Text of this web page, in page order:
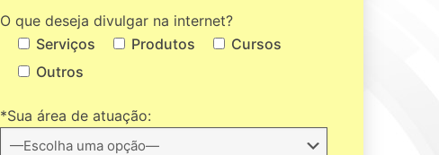
O que deseja divulgar na internet?
Serviços
Produtos
Cursos
Outros
*Sua área de atuação: